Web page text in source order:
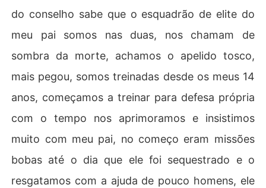
do conselho sabe que o esquadrão de elite do
meu pai somos nas duas, nos chamam de
sombra da morte, achamos o apelido tosco,
mais pegou, somos treinadas desde os meus 14
anos, começamos a treinar para defesa própria
com o tempo nos aprimoramos e insistimos
muito com meu pai, no começo eram missões
bobas até o dia que ele foi sequestrado e o
resgatamos com a ajuda de pouco homens, ele